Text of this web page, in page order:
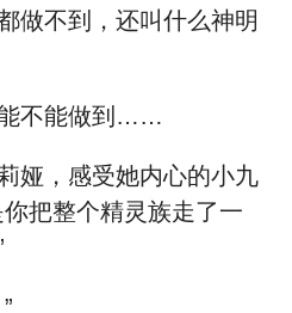
做不到，还叫什么神明
不能做到……
娅，感受她内心的小九
把整个精灵族走了一